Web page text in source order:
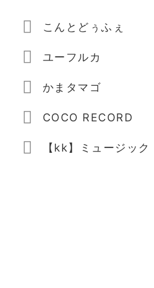
こんとどぅふぇ
ユーフルカ
かまタマゴ
COCO RECORD
【kk】ミュージック